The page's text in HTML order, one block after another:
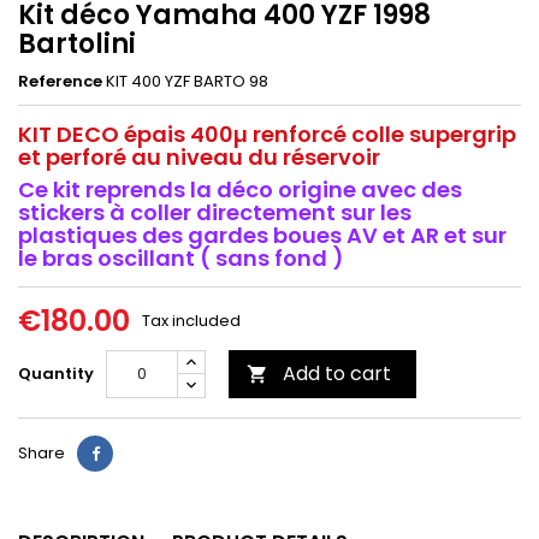
Kit déco Yamaha 400 YZF 1998
Bartolini
ReferenceKIT 400 YZF BARTO 98
KIT DECO épais 400µ renforcé colle supergrip
et perforé au niveau du réservoir
Ce kit reprends la déco origine avec des
stickers à coller directement sur les
plastiques des gardes boues AV et AR et sur
le bras oscillant ( sans fond )
€180.00 Tax included
Quantity  Add to cart
Share